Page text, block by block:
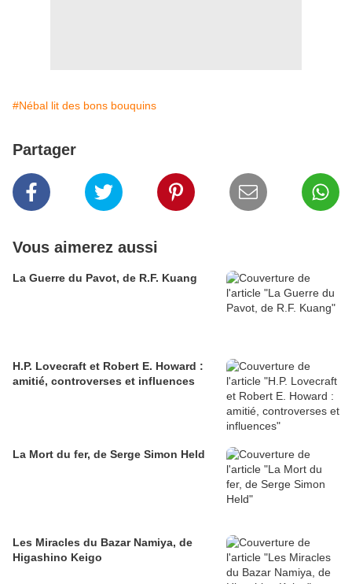
#Nébal lit des bons bouquins
Partager
Vous aimerez aussi
La Guerre du Pavot, de R.F. Kuang
H.P. Lovecraft et Robert E. Howard :
amitié, controverses et influences
La Mort du fer, de Serge Simon Held
Les Miracles du Bazar Namiya, de
Higashino Keigo